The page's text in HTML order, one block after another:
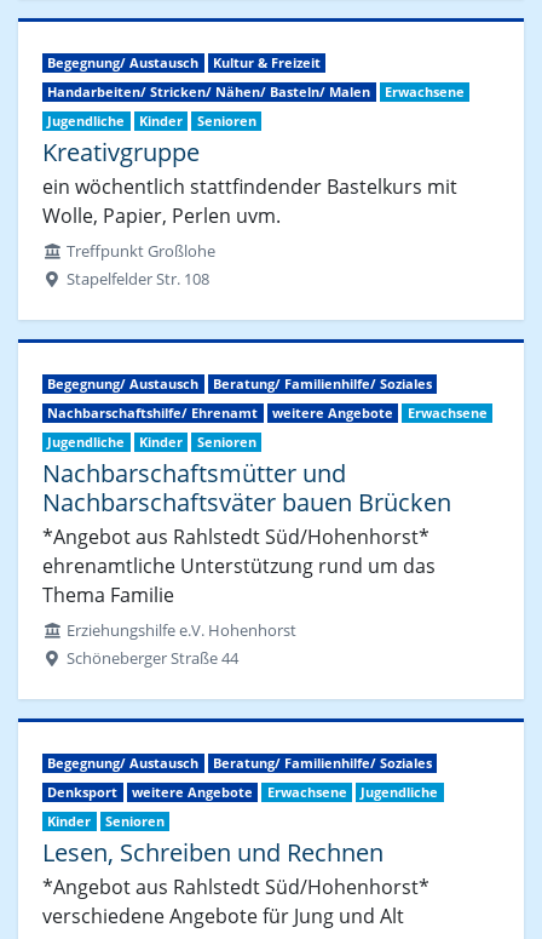
Begegnung/ Austausch
Kultur & Freizeit
Handarbeiten/ Stricken/ Nähen/ Basteln/ Malen
Erwachsene
Jugendliche
Kinder Senioren
Kreativgruppe
ein wöchentlich stattfindender Bastelkurs mit
Wolle, Papier, Perlen uvm.
Treffpunkt Großlohe
Stapelfelder Str. 108
Begegnung/ Austausch
Beratung/ Familienhilfe/ Soziales
Nachbarschaftshilfe/ Ehrenamt
weitere Angebote
Erwachsene
Jugendliche
Kinder Senioren
Nachbarschaftsmütter und
Nachbarschaftsväter bauen Brücken
*Angebot aus Rahlstedt Süd/Hohenhorst*
ehrenamtliche Unterstützung rund um das
Thema Familie
Erziehungshilfe e.V. Hohenhorst
Schöneberger Straße 44
Begegnung/ Austausch
Beratung/ Familienhilfe/ Soziales
Denksport
weitere Angebote Erwachsene
Jugendliche
Kinder
Senioren
Lesen, Schreiben und Rechnen
*Angebot aus Rahlstedt Süd/Hohenhorst*
verschiedene Angebote für Jung und Alt